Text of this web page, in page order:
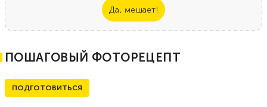
Да, мешает!
ПОШАГОВЫЙ ФОТОРЕЦЕПТ
ПОДГОТОВИТЬСЯ